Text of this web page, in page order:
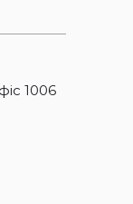
1006